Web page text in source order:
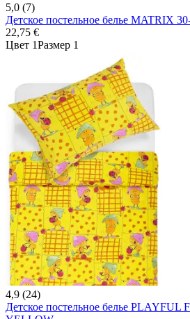
5,0 (7)
Детское постельное белье MATRIX
22,75 €
Цвет 1Размер 1
4,9 (24)
Детское постельное белье PLAYFUL